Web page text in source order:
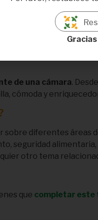
personas
basada en su
difusión de
de una cámara.
cómoda y
sobre diferentes
seguridad
otro tema
que completar este